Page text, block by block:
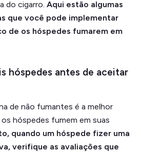
do cigarro. Aqui estão algumas
que você pode implementar
de os hóspedes fumarem em
hóspedes antes de aceitar
de não fumantes é a melhor
hóspedes fumem em suas
quando um hóspede fizer uma
verifique as avaliações que